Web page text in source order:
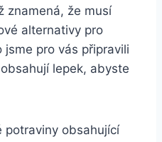
znamená, že musí
alternativy pro
pro vás připravili
lepek, abyste
potraviny obsahující